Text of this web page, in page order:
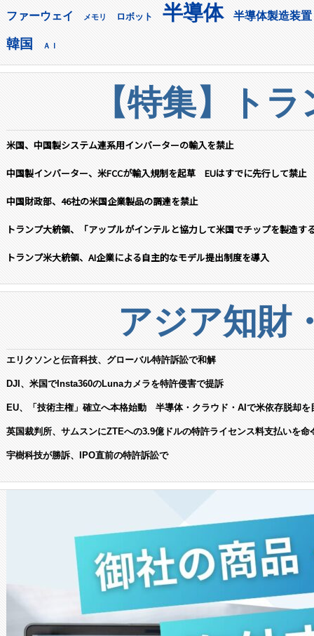
ファーウェイ メモリ ロボット 半導体 半導体製造装置
韓国 ＡＩ
【特集】ト
米国、中国製システム連系用インバーターの輸入を禁止
中国製インバーター、米FCCが輸入規制を起草 EUはすでに先行して禁止
中国財政部、46社の米国企業製品の調達を禁止
トランプ大統領、「アップルがインテルと協力して米国でチップを製造す
トランプ米大統領、AI企業による自主的なモデル提出制度を導入
アジア知財
エリクソンと伝音科技、グローバル特許訴訟で和解
DJI、米国でInsta360のLunaカメラを特許侵害で提訴
EU、「技術主権」確立へ本格始動 半導体・クラウド・AIで米依存脱却を
英国裁判所、サムスンにZTEへの3.9億ドルの特許ライセンス料支払いを命
宇樹科技が勝訴、IPO直前の特許訴訟で